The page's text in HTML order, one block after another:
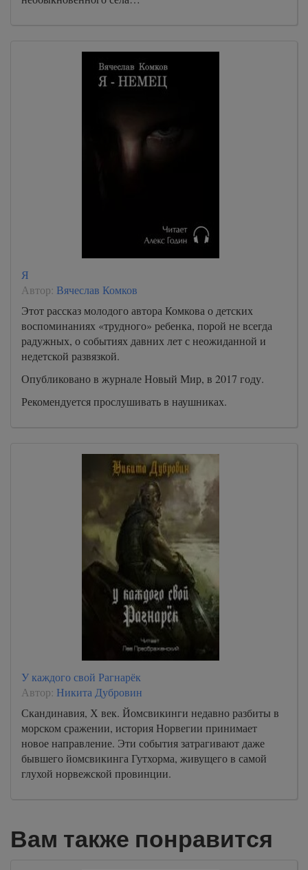
Я
Автор: Вячеслав Комков
Этот рассказ молодого автора Комкова о детских
воспоминаниях «трудного» ребенка, порой не всегда
радужных, о событиях давних лет с неожиданной и
недетской развязкой.
Опубликовано в журнале Новый Мир, в 2017 году.
Рекомендуется прослушивать в наушниках.
У каждого свой Рагнарёк
Автор: Никита Дубровин
Скандинавия, Х век. Йомсвикинги недавно разбиты в
морском сражении, история Норвегии принимает
новое направление. Эти события затрагивают даже
бывшего йомсвикинга Гутхорма, живущего в самой
глухой норвежской провинции.
Вам также понравится